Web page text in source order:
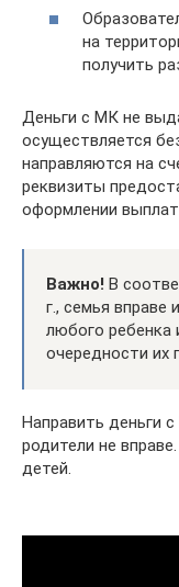
на
получить
Деньги с МК не
осуществляется
направляются на
реквизиты
оформлении выплат.
Важно! В
г., семья вправе
любого ребенка
очередности их
Направить деньги
родители не
детей.